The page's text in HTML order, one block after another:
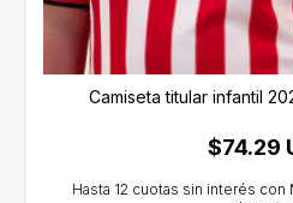
Camiseta titular infantil
$74.29